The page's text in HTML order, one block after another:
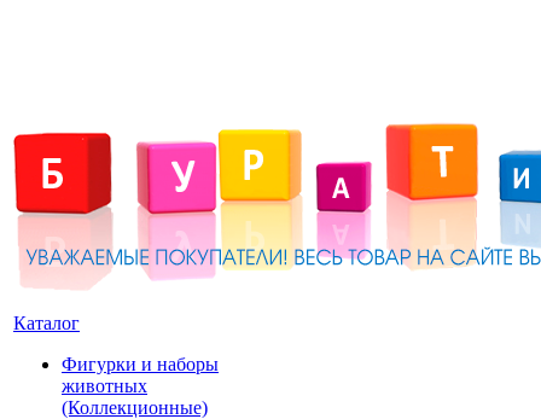
Каталог
Фигурки и наборы
животных
(Коллекционные)